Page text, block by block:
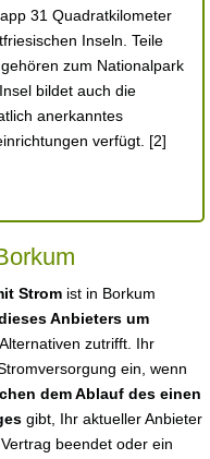
31 Quadratkilometer
Inseln. Teile
zum Nationalpark
bildet auch die
anerkanntes
verfügt. [2]
Strom ist in Borkum
Anbieters um
zutrifft. Ihr
ein, wenn
dem Ablauf des einen
gibt, Ihr aktueller Anbieter
beendet oder ein